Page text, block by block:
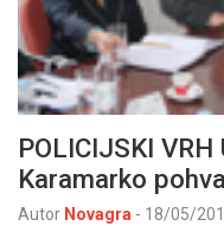
POLICIJSKI
Karamarko
Autor Novagra - 18/05/